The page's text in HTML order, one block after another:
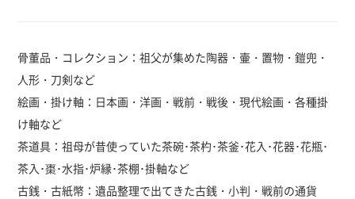
骨董品・コレクション：祖父が集めた陶器・壷・置物・鎧兜・
人形・刀剣など
絵画・掛け軸：日本画・洋画・戦前・戦後・現代絵画・各種掛
け軸など
茶道具：祖母が昔使っていた茶碗･茶杓･茶釜･花入･花器･花瓶･
茶入･棗･水指･炉縁･茶棚･掛軸など
古銭・古紙幣：遺品整理で出てきた古銭・小判・戦前の通貨